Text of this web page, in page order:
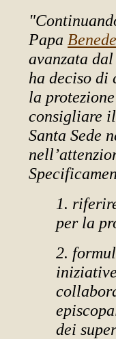
Papa
avanzata
ha deciso di
la
consigliare il
Santa Sede
1.
per la
2.
dei